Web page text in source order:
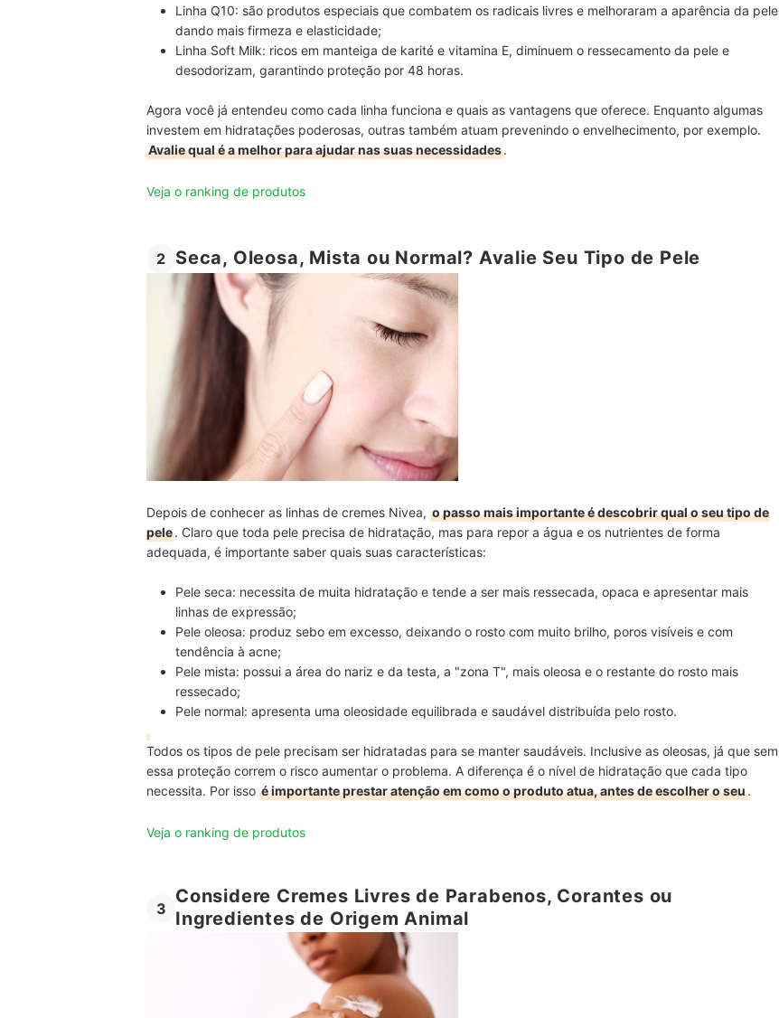
Linha Q10: são produtos especiais que combatem os radicais livres e melhoraram a aparência da pele
dando mais firmeza e elasticidade;
Linha Soft Milk: ricos em manteiga de karité e vitamina E, diminuem o ressecamento da pele e
desodorizam, garantindo proteção por 48 horas.
Agora você já entendeu como cada linha funciona e quais as vantagens que oferece. Enquanto algumas
investem em hidratações poderosas, outras também atuam prevenindo o envelhecimento, por exemplo.
Avalie qual é a melhor para ajudar nas suas necessidades.
Veja o ranking de produtos
2 Seca, Oleosa, Mista ou Normal? Avalie Seu Tipo de Pele
Depois de conhecer as linhas de cremes Nivea, o passo mais importante é descobrir qual o seu tipo de
pele. Claro que toda pele precisa de hidratação, mas para repor a água e os nutrientes de forma
adequada, é importante saber quais suas características:
Pele seca: necessita de muita hidratação e tende a ser mais ressecada, opaca e apresentar mais
linhas de expressão;
Pele oleosa: produz sebo em excesso, deixando o rosto com muito brilho, poros visíveis e com
tendência à acne;
Pele mista: possui a área do nariz e da testa, a "zona T", mais oleosa e o restante do rosto mais
ressecado;
Pele normal: apresenta uma oleosidade equilibrada e saudável distribuída pelo rosto.
Todos os tipos de pele precisam ser hidratadas para se manter saudáveis. Inclusive as oleosas, já que sem
essa proteção correm o risco aumentar o problema. A diferença é o nível de hidratação que cada tipo
necessita. Por isso é importante prestar atenção em como o produto atua, antes de escolher o seu.
Veja o ranking de produtos
3
Considere Cremes Livres de Parabenos, Corantes ou
Ingredientes de Origem Animal